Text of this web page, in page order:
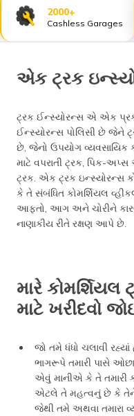
2000+
Cashless Garages
એક ટ્રક
ટ્રક ઈન્સ્યોરન્સ એ એક
ઈન્સ્યોરન્સ પોલિસી છે જેને
છે, જેનો ઉપયોગ વ્યવસાયિક
માટે વપરાતી ટ્રક, પિક-અપ્સ
ટ્રક. એક ટ્રક ઇન્સ્યોરન્સ
કે તે સંબંધિત કોમર્શિયલ
આફતો, આગ અને ચોરીને
નાણાકીય રીતે રક્ષણ આપે છે.
મારે કોમર્શિયલ
માટે ખરીદવો
જો તમે ધંધો ચલાવી રહ્યાં
ભાગરૂપે તમારી પાસે
એવું માનીએ કે તે તમારી
એટલે તે મહત્વનું છે કે તેને
જેથી તમે અથવા તમારા